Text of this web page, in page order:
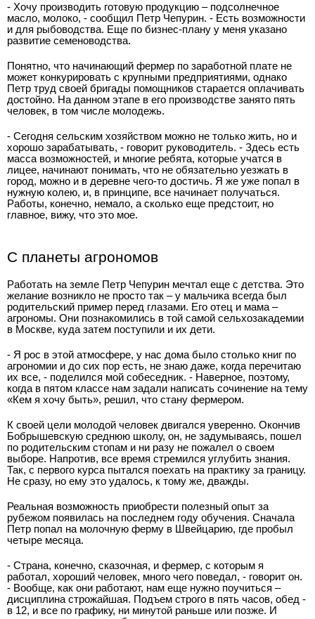
- Хочу производить готовую продукцию – подсолнечное
масло, молоко, - сообщил Петр Чепурин. - Есть возможности
и для рыбоводства. Еще по бизнес-плану у меня указано
развитие семеноводства.
Понятно, что начинающий фермер по заработной плате не
может конкурировать с крупными предприятиями, однако
Петр труд своей бригады помощников старается оплачивать
достойно. На данном этапе в его производстве занято пять
человек, в том числе молодежь.
- Сегодня сельским хозяйством можно не только жить, но и
хорошо зарабатывать, - говорит руководитель. - Здесь есть
масса возможностей, и многие ребята, которые учатся в
лицее, начинают понимать, что не обязательно уезжать в
город, можно и в деревне чего-то достичь. Я же уже попал в
нужную колею, и, в принципе, все начинает получаться.
Работы, конечно, немало, а сколько еще предстоит, но
главное, вижу, что это мое.
С планеты агрономов
Работать на земле Петр Чепурин мечтал еще с детства. Это
желание возникло не просто так – у мальчика всегда был
родительский пример перед глазами. Его отец и мама –
агрономы. Они познакомились в той самой сельхозакадемии
в Москве, куда затем поступили и их дети.
- Я рос в этой атмосфере, у нас дома было столько книг по
агрономии и до сих пор есть, не знаю даже, когда перечитаю
их все, - поделился мой собеседник. - Наверное, поэтому,
когда в пятом классе нам задали написать сочинение на тему
«Кем я хочу быть», решил, что стану фермером.
К своей цели молодой человек двигался уверенно. Окончив
Бобрышевскую среднюю школу, он, не задумываясь, пошел
по родительским стопам и ни разу не пожалел о своем
выборе. Напротив, все время стремился углубить знания.
Так, с первого курса пытался поехать на практику за границу.
Не сразу, но ему это удалось, к тому же, дважды.
Реальная возможность приобрести полезный опыт за
рубежом появилась на последнем году обучения. Сначала
Петр попал на молочную ферму в Швейцарию, где пробыл
четыре месяца.
- Страна, конечно, сказочная, и фермер, с которым я
работал, хороший человек, много чего поведал, - говорит он.
- Вообще, как они работают, нам еще нужно поучиться –
дисциплина строжайшая. Подъем строго в пять часов, обед -
в 12, и все по графику, ни минутой раньше или позже. И